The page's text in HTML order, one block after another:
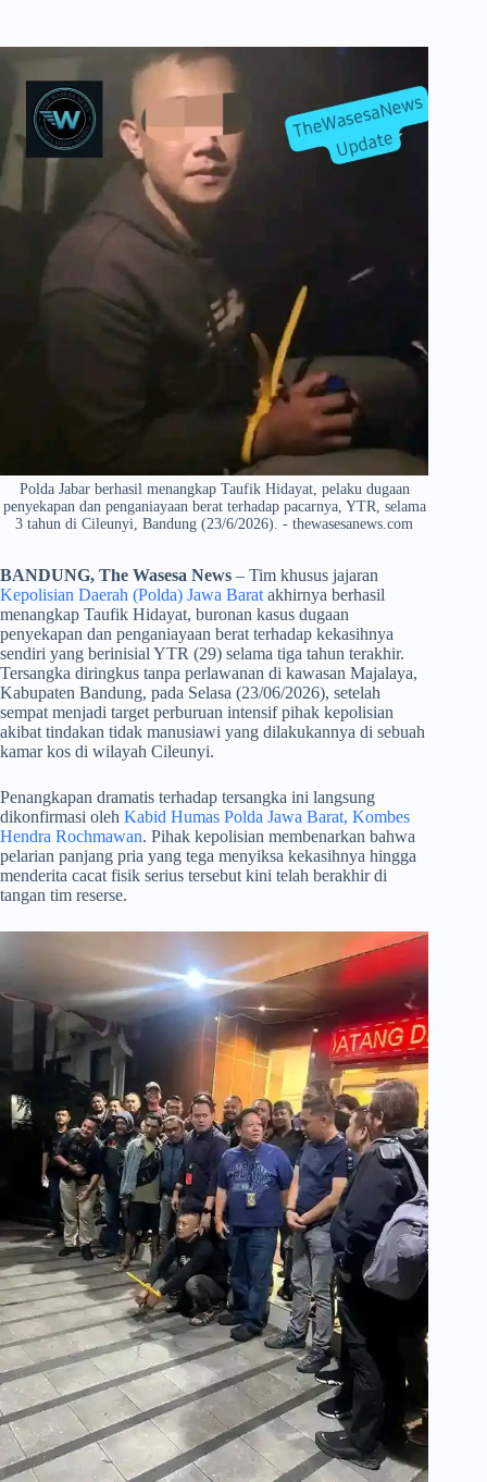
Polda Jabar berhasil menangkap Taufik Hidayat, pelaku dugaan
penyekapan dan penganiayaan berat terhadap pacarnya, YTR, selama
3 tahun di Cileunyi, Bandung (23/6/2026). - thewasesanews.com
BANDUNG, The Wasesa News – Tim khusus jajaran
Kepolisian Daerah (Polda) Jawa Barat akhirnya berhasil
menangkap Taufik Hidayat, buronan kasus dugaan
penyekapan dan penganiayaan berat terhadap kekasihnya
sendiri yang berinisial YTR (29) selama tiga tahun terakhir.
Tersangka diringkus tanpa perlawanan di kawasan Majalaya,
Kabupaten Bandung, pada Selasa (23/06/2026), setelah
sempat menjadi target perburuan intensif pihak kepolisian
akibat tindakan tidak manusiawi yang dilakukannya di sebuah
kamar kos di wilayah Cileunyi.
​Penangkapan dramatis terhadap tersangka ini langsung
dikonfirmasi oleh Kabid Humas Polda Jawa Barat, Kombes
Hendra Rochmawan. Pihak kepolisian membenarkan bahwa
pelarian panjang pria yang tega menyiksa kekasihnya hingga
menderita cacat fisik serius tersebut kini telah berakhir di
tangan tim reserse.